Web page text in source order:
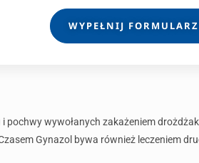
WYPEŁNIJ FORMULARZ
pochwy wywołanych zakażeniem
Gynazol bywa również leczeniem